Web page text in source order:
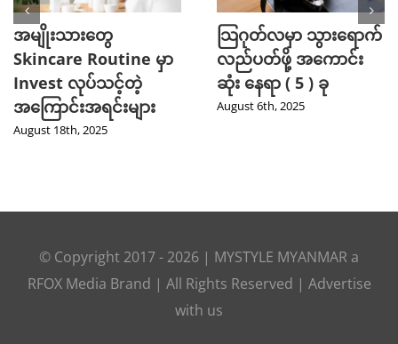
အမျိုးသားတွေ
Skincare Routine မှာ
Invest လုပ်သင့်တဲ့
အကြောင်းအရင်းများ
August 18th, 2025
သြဂုတ်လမှာ သွားရောက်
လည်ပတ်ဖို့ အကောင်း
ဆုံး နေရာ ( 5 ) ခု
August 6th, 2025
© Copyright 2017 - 2026 | MYSTYLE MYANMAR a
RFOX Media Brand | All Rights Reserved | Advertise
with us